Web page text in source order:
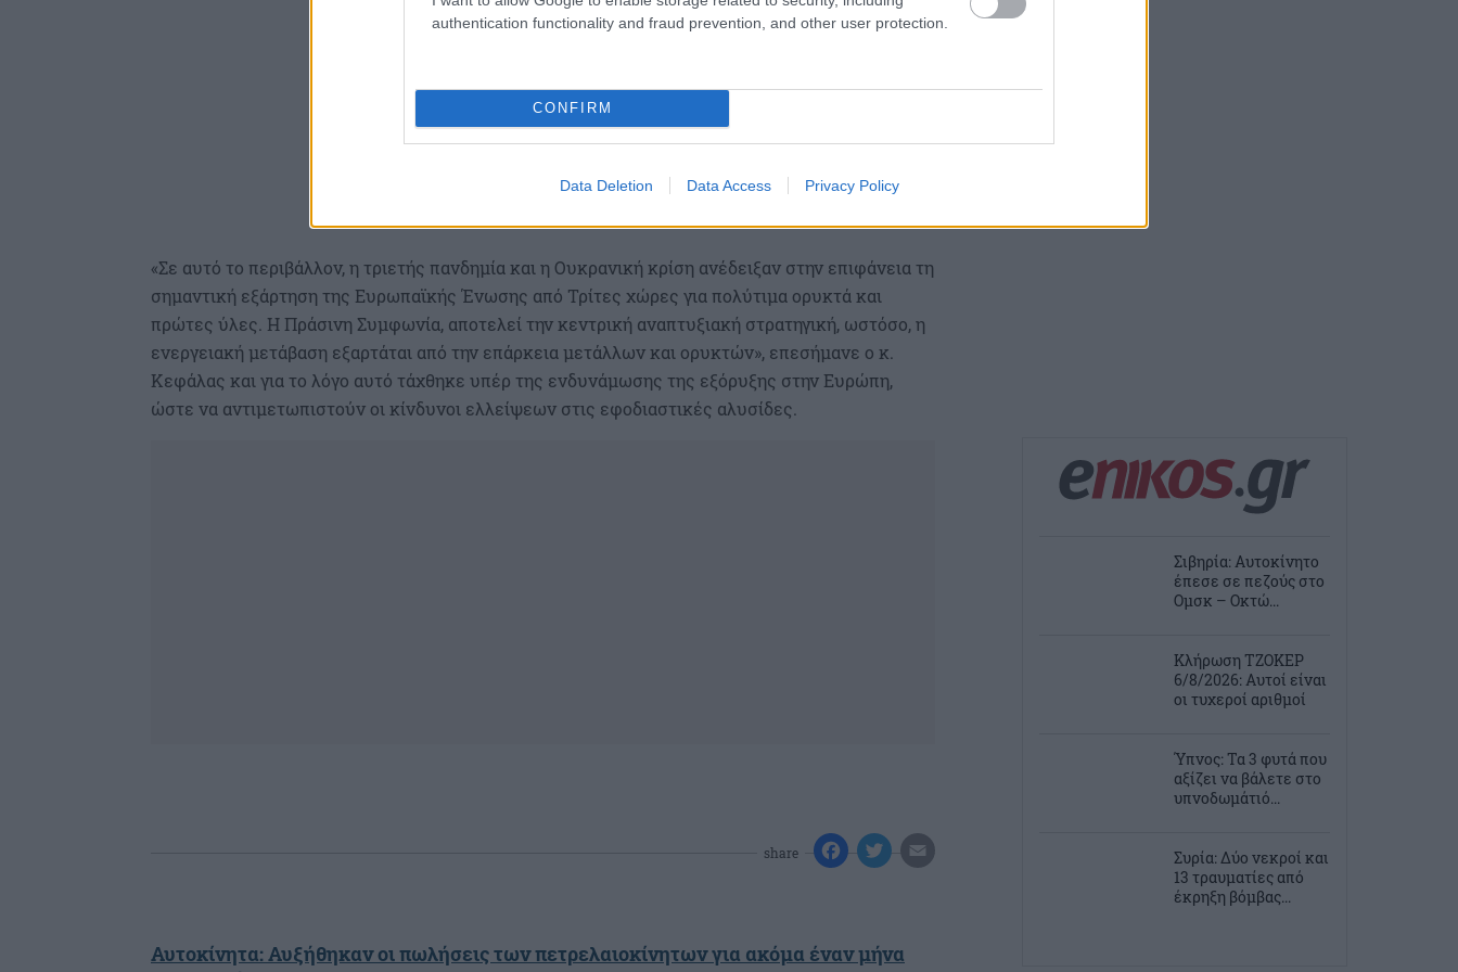
authentication functionality and fraud prevention, and other user protection.
CONFIRM
Data Deletion Data Access Privacy Policy
«Σε αυτό το περιβάλλον, η τριετής πανδημία και η Ουκρανική κρίση ανέδειξαν στην επιφάνεια τη
σημαντική εξάρτηση της Ευρωπαϊκής Ένωσης από Τρίτες χώρες για πολύτιμα ορυκτά και
πρώτες ύλες. Η Πράσινη Συμφωνία, αποτελεί την κεντρική αναπτυξιακή στρατηγική, ωστόσο, η
ενεργειακή μετάβαση εξαρτάται από την επάρκεια μετάλλων και ορυκτών», επεσήμανε ο κ.
Κεφάλας και για το λόγο αυτό τάχθηκε υπέρ της ενδυνάμωσης της εξόρυξης στην Ευρώπη,
ώστε να αντιμετωπιστούν οι κίνδυνοι ελλείψεων στις εφοδιαστικές αλυσίδες.
share
Αυτοκίνητα: Αυξήθηκαν οι πωλήσεις των πετρελαιοκίνητων για ακόμα έναν μήνα
Σιβηρία: Αυτοκίνητο
έπεσε σε πεζούς στο
Ομσκ – Οκτώ...
Κλήρωση ΤΖΟΚΕΡ
6/8/2026: Αυτοί είναι
οι τυχεροί αριθμοί
Ύπνος: Τα 3 φυτά που
αξίζει να βάλετε στο
υπνοδωμάτιό...
Συρία: Δύο νεκροί και
13 τραυματίες από
έκρηξη βόμβας...